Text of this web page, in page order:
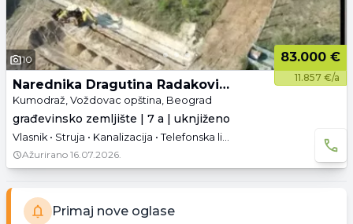
10 83.000 €
11.857 €/a
Narednika Dragutina Radakovića 9
Kumodraž, Voždovac opština, Beograd
građevinsko zemljište | 7 a | uknjiženo
Vlasnik • Struja • Kanalizacija • Telefonska linija • Asfaltni pristup
Ažurirano 16.07.2026.
Primaj nove oglase